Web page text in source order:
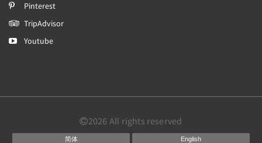
Pinterest
TripAdvisor
Youtube
2026 All rights reserved
简体 English